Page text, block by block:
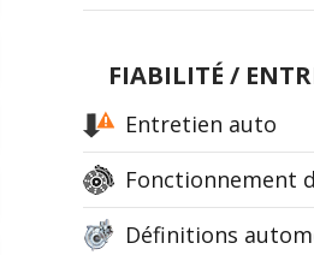
FIABILITÉ /
Entretien auto
Fonctionnement
Définitions